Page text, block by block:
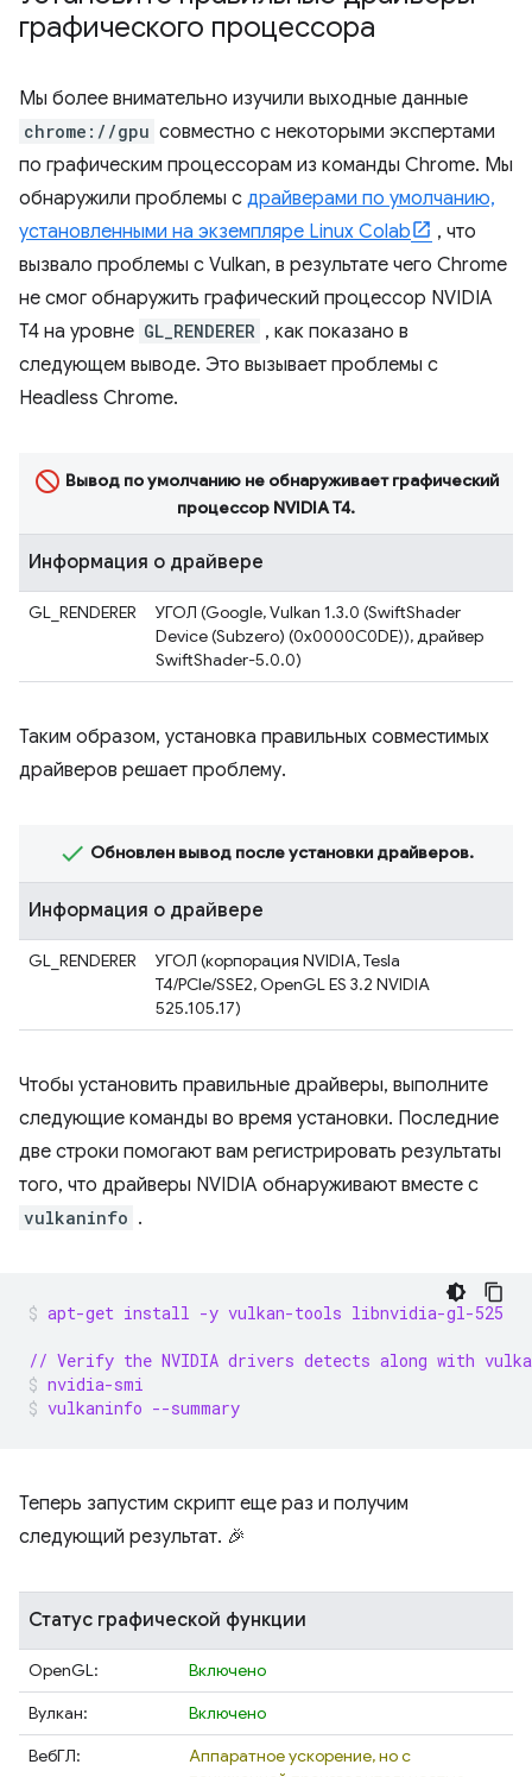
графического процессора
Мы более внимательно изучили выходные данные
chrome://gpu совместно с некоторыми экспертами
по графическим процессорам из команды Chrome. Мы
обнаружили проблемы с драйверами по умолчанию,
установленными на экземпляре Linux Colab
, что
вызвало проблемы с Vulkan, в результате чего Chrome
не смог обнаружить графический процессор NVIDIA
T4 на уровне GL_RENDERER , как показано в
следующем выводе. Это вызывает проблемы с
Headless Chrome.
Вывод по умолчанию не обнаруживает графический
процессор NVIDIA T4.
Информация о драйвере
GL_RENDERER
УГОЛ (Google, Vulkan 1.3.0 (SwiftShader
Device (Subzero) (0x0000C0DE)), драйвер
SwiftShader-5.0.0)
Таким образом, установка правильных совместимых
драйверов решает проблему.
Обновлен вывод после установки драйверов.
Информация о драйвере
GL_RENDERER
УГОЛ (корпорация NVIDIA, Tesla
T4/PCIe/SSE2, OpenGL ES 3.2 NVIDIA
525.105.17)
Чтобы установить правильные драйверы, выполните
следующие команды во время установки. Последние
две строки помогают вам регистрировать результаты
того, что драйверы NVIDIA обнаруживают вместе с
vulkaninfo .
apt-get install -y vulkan-tools libnvidia-gl-525
// Verify the NVIDIA drivers detects along with
nvidia-smi
vulkaninfo --summary
Теперь запустим скрипт еще раз и получим
следующий результат. 🎉
Статус графической функции
OpenGL:
Включено
Вулкан:
Включено
ВебГЛ:
Аппаратное ускорение, но с